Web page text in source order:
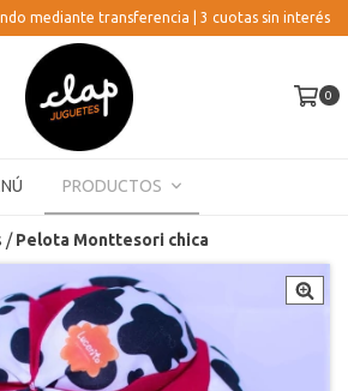
mediante transferencia | 3 cuotas sin interés
0
PRODUCTOS
/ Pelota Monttesori chica